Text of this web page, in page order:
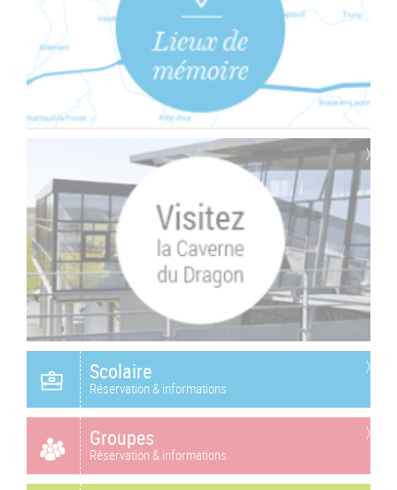
Scolaire
Réservation & informations
Groupes
Réservation & informations